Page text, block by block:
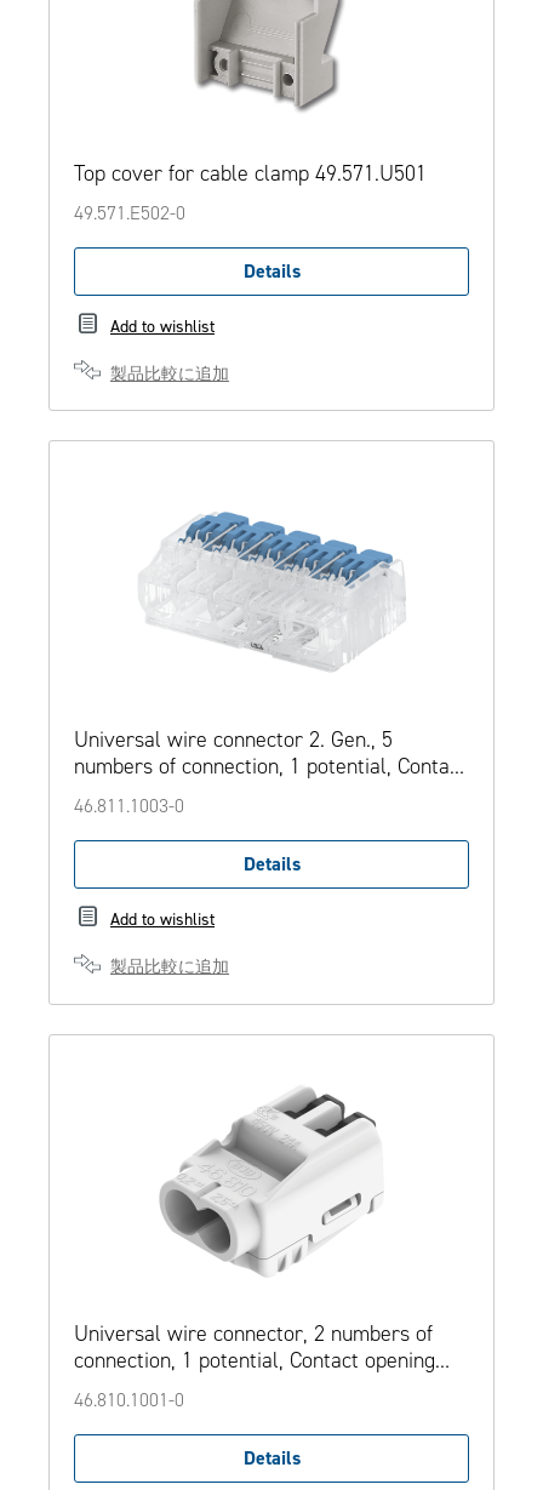
Top cover for cable clamp 49.571.U501
49.571.E502-0
Details
Add to wishlist
製品比較に追加
Universal wire connector 2. Gen., 5
numbers of connection, 1 potential, Contact
opening function
46.811.1003-0
Details
Add to wishlist
製品比較に追加
Universal wire connector, 2 numbers of
connection, 1 potential, Contact opening
function
46.810.1001-0
Details